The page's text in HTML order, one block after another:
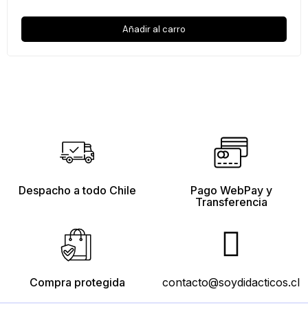
Añadir al carro
Despacho a todo Chile
Pago WebPay y
Transferencia
Compra protegida contacto@soydidacticos.cl